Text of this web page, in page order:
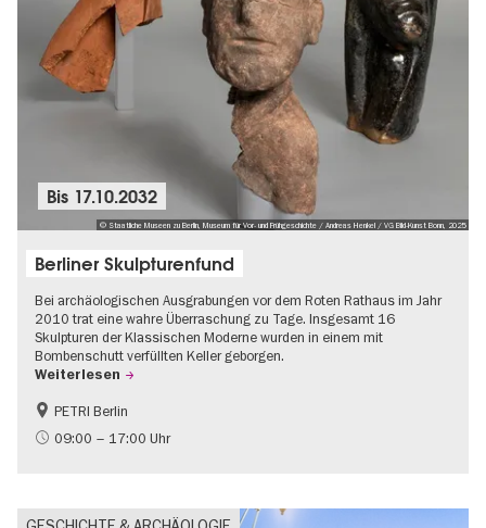
© Staatliche Museen zu Berlin, Museum für Vor- und Frühgeschichte / Andreas Henkel / VG Bild-Kunst Bonn, 2025
Bis 17.10.2032
Berliner Skulpturenfund
Bei archäologischen Ausgrabungen vor dem Roten Rathaus im Jahr
2010 trat eine wahre Überraschung zu Tage. Insgesamt 16
Skulpturen der Klassischen Moderne wurden in einem mit
Bombenschutt verfüllten Keller geborgen.
Weiterlesen
NS-Geschichte
PETRI Berlin
09:00 – 17:00 Uhr